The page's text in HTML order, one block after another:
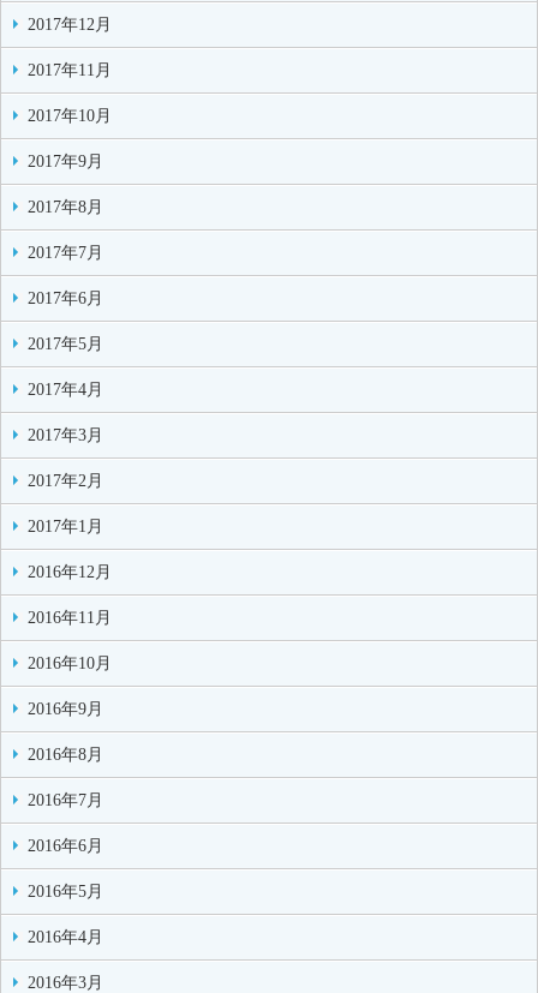
2017年12月
2017年11月
2017年10月
2017年9月
2017年8月
2017年7月
2017年6月
2017年5月
2017年4月
2017年3月
2017年2月
2017年1月
2016年12月
2016年11月
2016年10月
2016年9月
2016年8月
2016年7月
2016年6月
2016年5月
2016年4月
2016年3月